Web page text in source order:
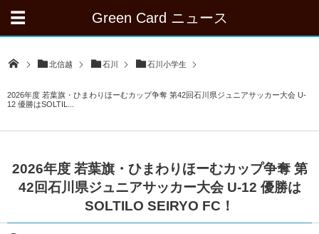
Green Card ニュース
北信越 石川 石川小学生
2026年度 若葉旗・ひまわりほーむカップ争奪 第42回石川県ジュニアサッカー大会 U-
12 優勝はSOLTIL...
2026年度 若葉旗・ひまわりほーむカップ争奪 第
42回石川県ジュニアサッカー大会 U-12 優勝は
SOLTILO SEIRYO FC！